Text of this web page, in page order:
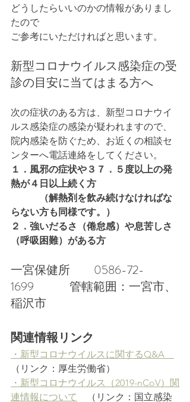
どうしたらいいのかの情報がありまし
たので
ご参考にいただければと思います。
新型コロナウイルス感染症の受
診の目安に当てはまる方へ
次の症状のある方は、新型コロナウイ
ルス感染症の感染が疑われますので、
院内感染を防ぐため、お近くの相談セ
ンターへ電話連絡をしてください。
１．風邪の症状や３７．５度以上の発
熱が４日以上続く方
（解熱剤を飲み続けなければな
らない方も同様です。）
２．強いだるさ（倦怠感）や息苦しさ
（呼吸困難）がある方
一宮保健所　　0586-72-
1699　　　管轄範囲：一宮市、
稲沢市
関連情報リンク
・新型コロナウイルスに関するQ&A
（リンク：厚生労働省）
・新型コロナウイルス（2019-nCoV）関
連情報について
（リンク：国立感染